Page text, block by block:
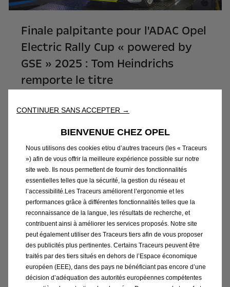
Finale palpitante pour l'ADAC Opel
Electric Rally Cup « powered by
GSE » 2025 : Tom Heindrichs
remporte le titre
En savoir plus
Thyrsa Eertmans: « On termine la
CONTINUER SANS ACCEPTER →
BIENVENUE CHEZ OPEL
Nous utilisons des cookies et/ou d’autres traceurs (les « Traceurs
») afin de vous offrir la meilleure expérience possible sur notre
site web. Ils nous permettent de fournir des fonctionnalités
essentielles telles que la sécurité, la gestion du réseau et
l’accessibilité.Les Traceurs améliorent l’ergonomie et les
performances grâce à différentes fonctionnalités telles que la
reconnaissance de la langue, les résultats de recherche, et
contribuent ainsi à améliorer les services proposés. Notre site
peut également utiliser des Traceurs tiers afin de vous proposer
des publicités plus pertinentes. Certains Traceurs peuvent être
traités par des tiers situés en dehors de l’Espace économique
européen (EEE), dans des pays ne bénéficiant pas encore d’une
décision d’adéquation des autorités européennes compétentes